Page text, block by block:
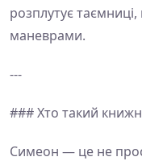
розплутує
маневрами.
---
### Хто такий
Симеон — це не